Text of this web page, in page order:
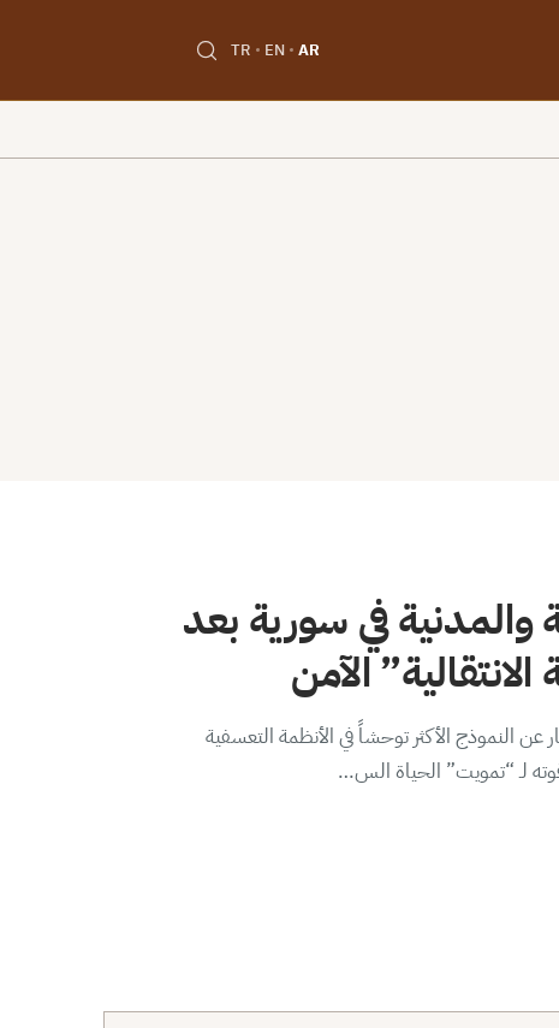
AR
EN
TR
والمدنية في سورية بعد
الآمن
النموذج الأكثر توحشاً في الأنظمة التعسفية
لـ “تمويت” الحياة الس…